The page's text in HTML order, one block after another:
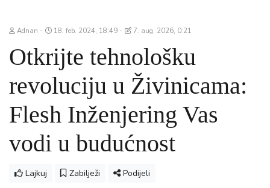
Adnan 18. feb. 2024, 18:49 7. aug. 2026, 0:21
Otkrijte tehnološku
revoluciju u Živinicama:
Flesh Inženjering Vas
vodi u budućnost
Lajkuj Zabilježi Podijeli